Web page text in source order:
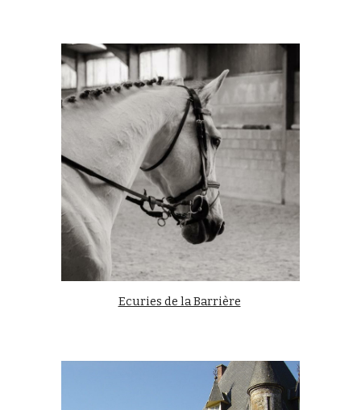
Ecuries de la Barrière